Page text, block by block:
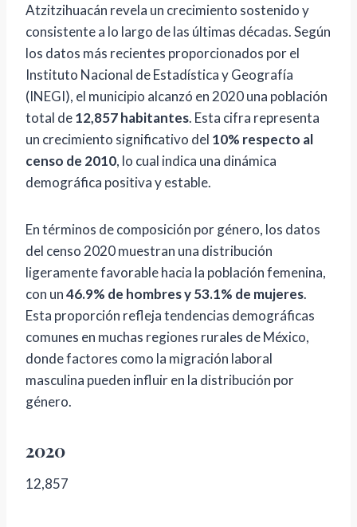
Atzitzihuacán revela un crecimiento sostenido y
consistente a lo largo de las últimas décadas. Según
los datos más recientes proporcionados por el
Instituto Nacional de Estadística y Geografía
(INEGI), el municipio alcanzó en 2020 una población
total de12,857 habitantes. Esta cifra representa
un crecimiento significativo del 10% respecto al
censo de 2010, lo cual indica una dinámica
demográfica positiva y estable.
En términos de composición por género, los datos
del censo 2020 muestran una distribución
ligeramente favorable hacia la población femenina,
con un46.9% de hombres y 53.1% de mujeres.
Esta proporción refleja tendencias demográficas
comunes en muchas regiones rurales de México,
donde factores como la migración laboral
masculina pueden influir en la distribución por
género.
2020
12,857